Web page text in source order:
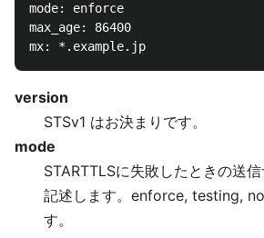
mode: enforce
max_age: 86400
version
STSv1 はお決まりです。
mode
STARTTLSに失敗したときの送
記述します。enforce, testing,
す。